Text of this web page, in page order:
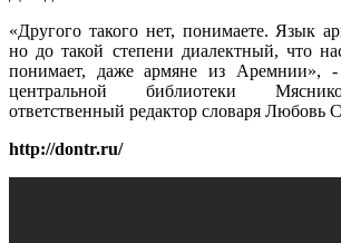
«Другого такого нет, понимаете. Язык
но до такой степени диалектный, что
понимает, даже армяне из Аремнии», -
центральной библиотеки
ответственный редактор словаря Любовь
http://dontr.ru/